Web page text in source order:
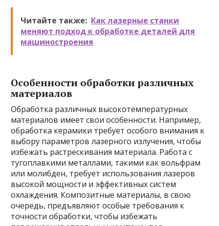
Читайте также: Как лазерные станки
меняют подход к обработке деталей для
машиностроения
Особенности обработки различных
материалов
Обработка различных высокотемпературных
материалов имеет свои особенности. Например,
обработка керамики требует особого внимания к
выбору параметров лазерного излучения, чтобы
избежать растрескивания материала. Работа с
тугоплавкими металлами, такими как вольфрам
или молибден, требует использования лазеров
высокой мощности и эффективных систем
охлаждения. Композитные материалы, в свою
очередь, предъявляют особые требования к
точности обработки, чтобы избежать